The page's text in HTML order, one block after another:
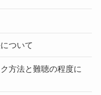
ついて
方法と難聴の程度に